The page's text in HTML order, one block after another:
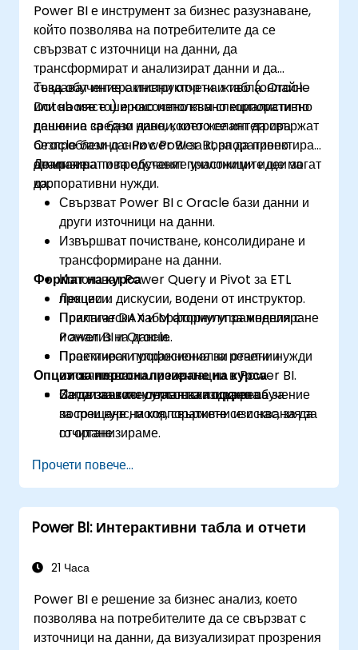
Power BI е инструмент за бизнес разузнаване,
който позволява на потребителите да се
свързват с източници на данни, да
трансформират и анализират данни и да
създават интерактивни отчети и табла. Oracle
Database е широко използвано корпоративно
решение за бази данни, което се интегрира
безпроблемно с Power BI за корпоративно
отчитане.
Това обучение с инструктор на живо (онлайн
или на място) е насочено към специалисти по
данни на средно ниво, които желаят да свържат
Oracle бази данни с Power BI, за да проектират,
анализират и представят приложими идеи за
корпоративни нужди.
До края на това обучение участниците ще могат
да:
Свързват Power BI с Oracle бази данни и
други източници на данни.
Извършват почистване, консолидиране и
трансформиране на данни.
Използват Power Query и Pivot за ETL
процеси.
Прилагат DAX и M формули за моделиране
и анализ на данни.
Проектират професионални отчети и
изпълнителски презентации в Power BI.
Използват консултантска подкрепа за
посрещане на корпоративни изисквания за
отчитане.
Формат на курса
Лекции и дискусии, водени от инструктор.
Практически лабораторни упражнения с
Power BI и Oracle.
Практически упражнения за реални нужди
от отчитане.
Сесии за консултантска подкрепа.
Опции за персонализиране на курса
За да заявите персонализирано обучение
за този курс, моля, свържете се с нас, за да
го организираме.
Прочети повече...
Power BI: Интерактивни табла и отчети
21 Часа
Power BI е решение за бизнес анализ, което
позволява на потребителите да се свързват с
източници на данни, да визуализират прозрения